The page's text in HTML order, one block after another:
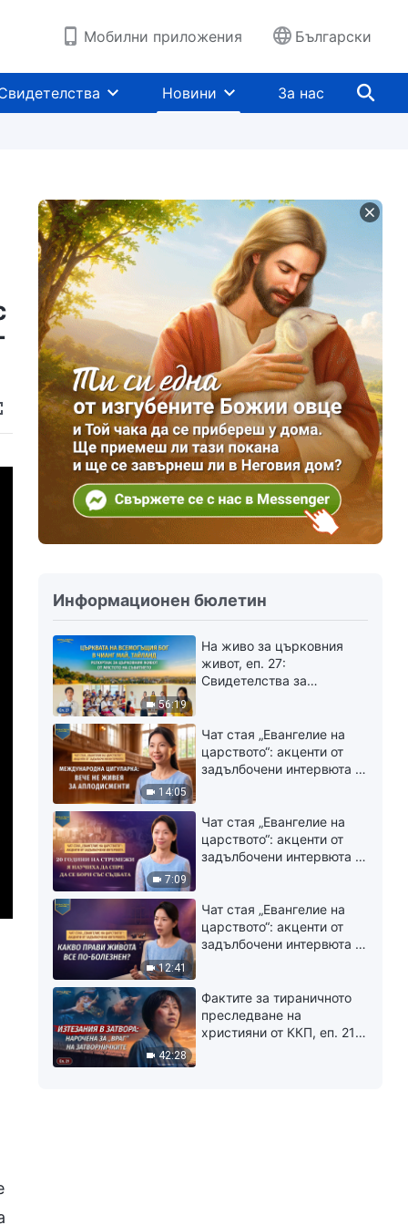
Мобилни приложения Български
Новини За нас
Информационен бюлетин
56:19
На живо за църковния
живот, еп. 27:
Свидетелства за
Бог в Чианг Май, Тайланд:
Преживяването на
правосъдието е толкова
14:05
Чат стая „Евангелие на
царството“: aкценти от
задълбочени интервюта |
за аплодисменти
7:09
Чат стая „Евангелие на
царството“: aкценти от
задълбочени интервюта |
бори със съдбата
12:41
Чат стая „Евангелие на
царството“: aкценти от
задълбочени интервюта |
42:28
Фактите за тираничното
преследване на
християни от ККП, еп. 21: